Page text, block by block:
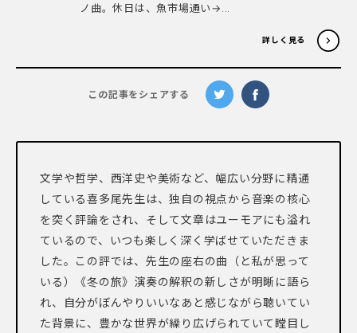
ノ曲。休日は、魚市場通い→...
詳しく見る
この記事をシェアする
文学や哲学、西洋史や美術など、幅広い分野に精通
している喜多尾先生は、独自の視点から音楽の核心
を突く評論をされ、そして文章はユーモアにも溢れ
ているので、いつも楽しく深く学ばせていただきま
した。この評では、先生の座右の曲（と私が思って
いる）《冬の旅》演奏の解釈の新しさが明晰に語ら
れ、自分がぼんやりいいなあと感じながら聴いてい
た背景に、豊かな世界が繰り広げられていて瞠目し